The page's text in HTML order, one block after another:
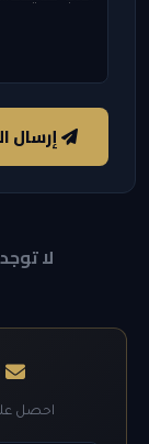
إرسال
لا
احصل